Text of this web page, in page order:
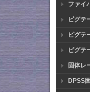
ファイ
ピグテ
ピグテ
ピグテ
固体レ
DPSS